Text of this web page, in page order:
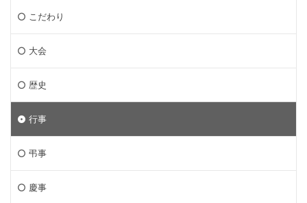
こだわり
大会
歴史
行事
弔事
慶事